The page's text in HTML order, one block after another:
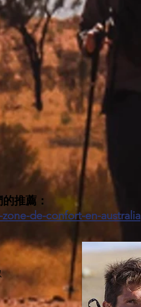
推薦：
de-confort-en-australia